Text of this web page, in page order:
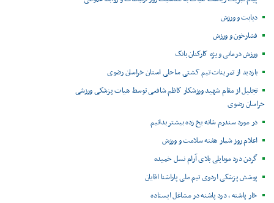
دیابت و ورزش
فشارخون و ورزش
ورزش درمانی ویژه کارکنان بانک
بازدید از تمرینات تیم کشتی ساحلی استان خراسان رضوی
تجلیل از مقام شهید ورزشکار کاظم شافعی توسط هیات پزشکی ورزشی
خراسان رضوی
در مورد سندرم شانه یخ زده بیشتر بدانیم
اعلام روز شمار هفته سلامت و ورزش
گردن درد موبایلی بلای آرام نسل خمیده
پوشش پزشکی اردوی تیم ملی پاراشنا اقایان
خار پاشنه ، درد پاشنه در مشاغل ایستاده